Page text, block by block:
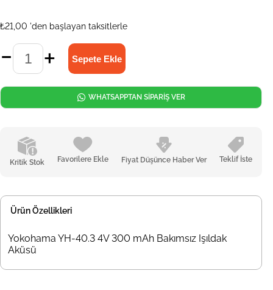
₺21,00 'den başlayan taksitlerle
Kritik Stok Favorilere Ekle Fiyat Düşünce Haber Ver Teklif İste
WHATSAPPTAN SİPARİŞ VER
Ürün Özellikleri
Yokohama YH-40.3 4V 300 mAh Bakımsız Işıldak
Aküsü